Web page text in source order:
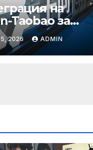
на
Taobao за
на
618
2026 ADMIN